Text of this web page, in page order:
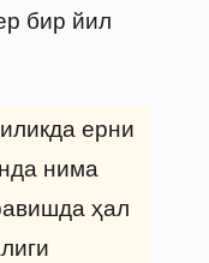
бир йил
ерни
нима
ҳал